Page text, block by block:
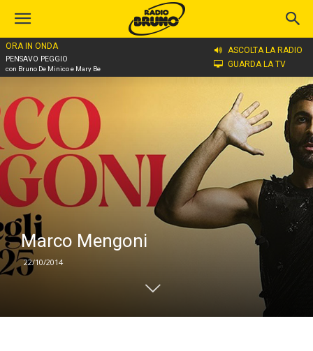
ORA IN ONDA
PENSAVO PEGGIO
con Bruno De Minico e Mary Be
ASCOLTA LA RADIO
GUARDA LA TV
Home
Marco Mengoni
22/10/2014